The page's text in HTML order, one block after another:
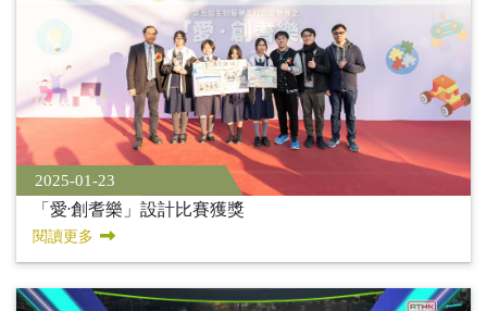
2025-01-23
「愛·創耆樂」設計比賽獲獎
閱讀更多